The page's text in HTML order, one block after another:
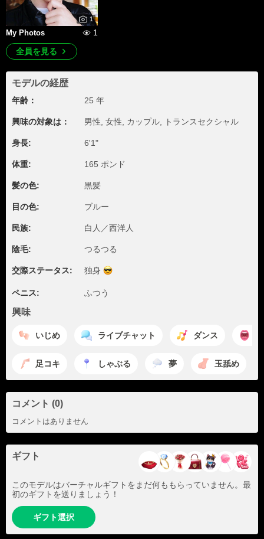
1
My Photos
1
全員を見る
モデルの経歴
年齢： 25 年
興味の対象は： 男性, 女性, カップル, トランスセクシャル
身長: 6'1"
体重: 165 ポンド
髪の色: 黒髪
目の色: ブルー
民族: 白人／西洋人
陰毛: つるつる
交際ステータス: 独身
ペニス: ふつう
興味
いじめ ライブチャット ダンス
足コキ しゃぶる 夢 玉舐め
コメント (0)
コメントはありません
ギフト
このモデルはバーチャルギフトをまだ何ももらっていません。最
初のギフトを送りましょう！
ギフト選択